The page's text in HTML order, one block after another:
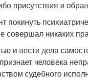
присутствия и
покинуть
совершал никаких
и вести дела
человека
судебного